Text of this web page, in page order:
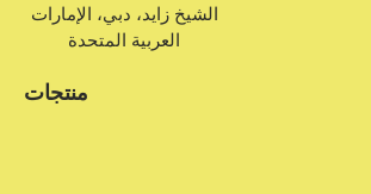
الشيخ زايد، دبي، الإمارات
العربية المتحدة
منتجات